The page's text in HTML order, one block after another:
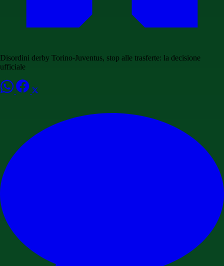
Disordini derby Torino-Juventus, stop alle trasferte: la decisione
ufficiale